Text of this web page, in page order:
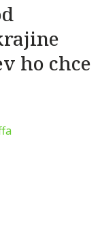
ho chce